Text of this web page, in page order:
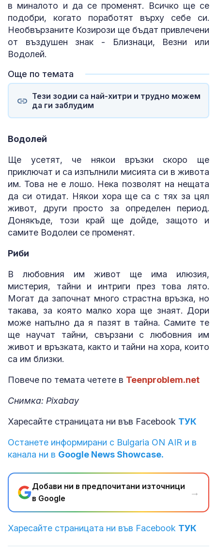
в миналото и да се променят. Всичко ще се
подобри, когато поработят върху себе си.
Необвързаните Козирози ще бъдат привлечени
от въздушен знак - Близнаци, Везни или
Водолей.
Още по темата
Тези зодии са най-хитри и трудно можем
да ги заблудим
Водолей
Ще усетят, че някои връзки скоро ще
приключат и са изпълнили мисията си в живота
им. Това не е лошо. Нека позволят на нещата
да си отидат. Някои хора ще са с тях за цял
живот, други просто за определен период.
Донякъде, този край ще дойде, защото и
самите Водолеи се променят.
Риби
В любовния им живот ще има илюзия,
мистерия, тайни и интриги през това лято.
Могат да започнат много страстна връзка, но
такава, за която малко хора ще знаят. Дори
може напълно да я пазят в тайна. Самите те
ще научат тайни, свързани с любовния им
живот и връзката, както и тайни на хора, които
са им близки.
Повече по темата четете в Teenproblem.net
Снимка: Pixabay
Харесайте страницата ни във Facebook ТУК
Останете информирани с Bulgaria ON AIR и в
канала ни в Google News Showcase.
Добави ни в предпочитани източници
в Google
→
Харесайте страницата ни във Facebook ТУК